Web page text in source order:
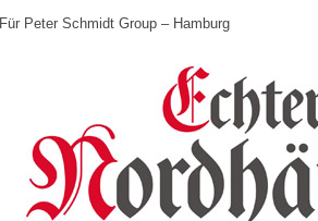
Für Peter Schmidt Group – Hamburg